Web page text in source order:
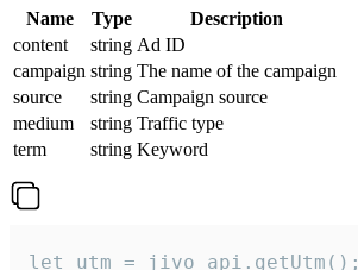
Name Type
Description
content
string Ad ID
campaign string The name of the campaign
source
string Campaign source
medium
string Traffic type
term
string Keyword
let utm = jivo_api.getUtm();